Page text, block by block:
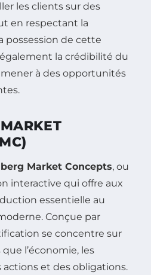
les clients sur des
en respectant la
possession de cette
la crédibilité du
à des opportunités
Market Concepts, ou
interactive qui offre aux
essentielle au
Conçue par
se concentre sur
l’économie, les
actions et des obligations.